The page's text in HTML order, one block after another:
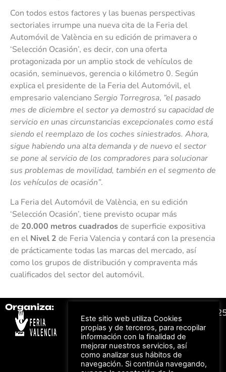
Con todos estos factores y las buenas perspectivas
sectoriales irrumpe una nueva cita de la Feria del
Automóvil de València en su edición de primavera o
‘Selección Ocasión’, es decir, con una oferta
protagonizada por un amplio stock de vehículos de
ocasión, seminuevos, gerencia o kilómetro 0. Según
explica el presidente de la Feria del Automóvil, el
empresario valenciano Sergio Torregrosa, “el pasado
mes de diciembre el sector ya demostró su capacidad de
servicio en unas circunstancias excepcionales como está
siendo el reemplazo de los coches siniestrados. Ahora,
sigue habiendo una alta demanda y de nuevo el sector
se pone al servicio de los compradores para solucionar
sus problemas de movilidad, también en el segmento de
los vehículos de ocasión”.
La Feria del Automóvil de València, en su edición
‘Selección Ocasión’, tiene previsto ocupar más
de 20.000 metros cuadradosde superficie expositiva
en el Nivel 2 de Feria Valencia y contará con la presencia
de prácticamente todas las marcas del mercado, así
como los grupos de distribución y compraventa más
cualificados del sector del automóvil.
Organiza:
Bonos descuento para
los viajes a ferias
organizadas por Feria
Valencia al obtener tu
entrada
Aviso Legal –
de Privacidad
© Feria Valencia, todos
Este sitio web utiliza Cookies
propias y de terceros, para recopilar
información con la finalidad de
mejorar nuestros servicios, así
como analizar sus hábitos de
navegación. Si continúa navegando,